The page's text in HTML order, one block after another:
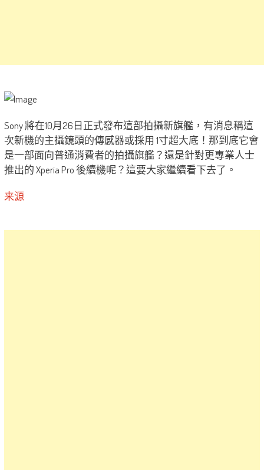
Sony 將在10月26日正式發布這部拍攝新旗艦，有消息稱這
次新機的主攝鏡頭的傳感器或採用 1寸超大底！那到底它會
是一部面向普通消費者的拍攝旗艦？還是針對更專業人士
推出的 Xperia Pro 後續機呢？這要大家繼續看下去了。
来源